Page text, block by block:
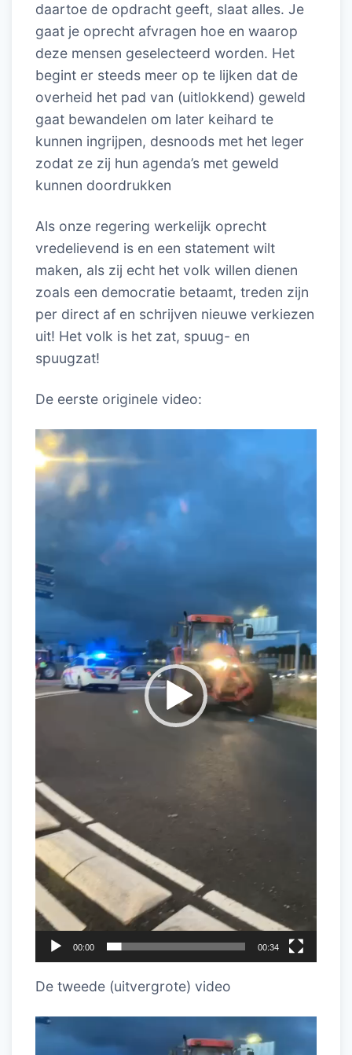
daartoe de opdracht geeft, slaat alles. Je
gaat je oprecht afvragen hoe en waarop
deze mensen geselecteerd worden. Het
begint er steeds meer op te lijken dat de
overheid het pad van (uitlokkend) geweld
gaat bewandelen om later keihard te
kunnen ingrijpen, desnoods met het leger
zodat ze zij hun agenda’s met geweld
kunnen doordrukken
Als onze regering werkelijk oprecht
vredelievend is en een statement wilt
maken, als zij echt het volk willen dienen
zoals een democratie betaamt, treden zijn
per direct af en schrijven nieuwe verkiezen
uit! Het volk is het zat, spuug- en
spuugzat!
De eerste originele video:
Videospeler
00:00 00:34
De tweede (uitvergrote) video
Videospeler